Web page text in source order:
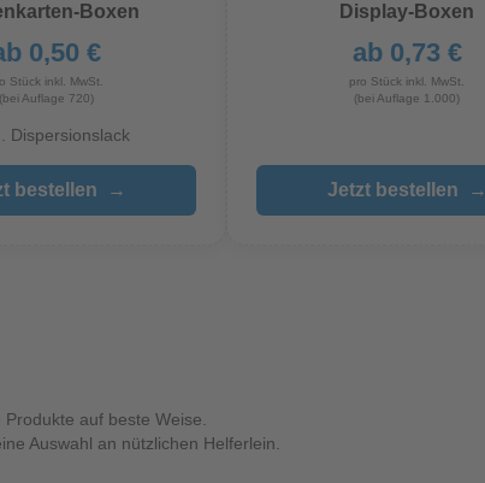
Boxen
0,50 €
Stück inkl. MwSt.
(bei Auflage 720)
Dispersionslack
bestellen →
Display-Boxen
ab 0,73 €
pro Stück inkl. MwSt.
(bei Auflage 1.000)
Jetzt bestellen →
auf beste Weise.
Auswahl an nützlichen Helferlein.